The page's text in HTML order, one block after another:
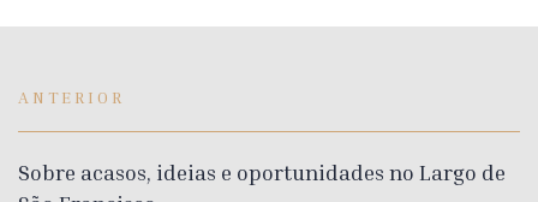
ANTERIOR
Sobre acasos, ideias e oportunidades no Largo de